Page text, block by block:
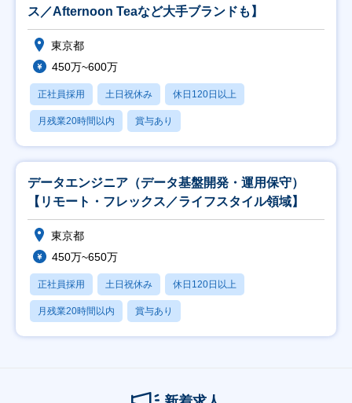
ス／Afternoon Teaなど大手ブランドも】
東京都
450万~600万
正社員採用 土日祝休み 休日120日以上
月残業20時間以内 賞与あり
データエンジニア（データ基盤開発・運用保守）
【リモート・フレックス／ライフスタイル領域】
東京都
450万~650万
正社員採用 土日祝休み 休日120日以上
月残業20時間以内 賞与あり